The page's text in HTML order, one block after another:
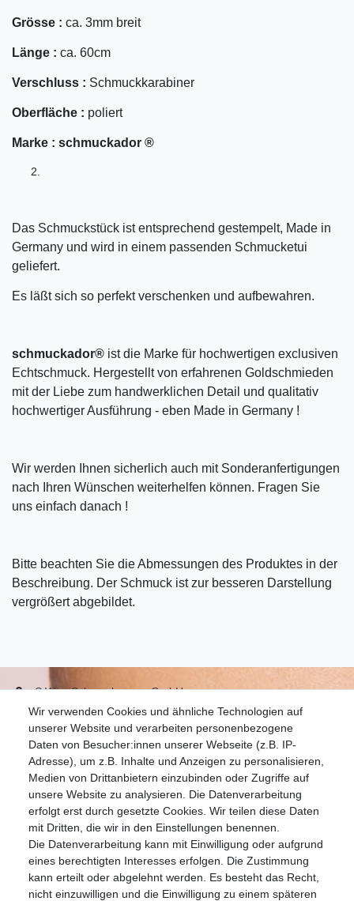
Grösse : ca. 3mm breit
Länge : ca. 60cm
Verschluss : Schmuckkarabiner
Oberfläche : poliert
Marke : schmuckador ®
Das Schmuckstück ist entsprechend gestempelt, Made in
Germany und wird in einem passenden Schmucketui
geliefert.
Es läßt sich so perfekt verschenken und aufbewahren.
schmuckador® ist die Marke für hochwertigen exclusiven
Echtschmuck. Hergestellt von erfahrenen Goldschmieden
mit der Liebe zum handwerklichen Detail und qualitativ
hochwertiger Ausführung - eben Made in Germany !
Wir werden Ihnen sicherlich auch mit Sonderanfertigungen
nach Ihren Wünschen weiterhelfen können. Fragen Sie
uns einfach danach !
Bitte beachten Sie die Abmessungen des Produktes in der
Beschreibung. Der Schmuck ist zur besseren Darstellung
vergrößert abgebildet.
Wir verwenden Cookies und ähnliche Technologien auf
unserer Website und verarbeiten personenbezogene
Daten von Besucher:innen unserer Webseite (z.B. IP-
Adresse), um z.B. Inhalte und Anzeigen zu personalisieren,
Medien von Drittanbietern einzubinden oder Zugriffe auf
unsere Website zu analysieren. Die Datenverarbeitung
erfolgt erst durch gesetzte Cookies. Wir teilen diese Daten
mit Dritten, die wir in den Einstellungen benennen.
Die Datenverarbeitung kann mit Einwilligung oder aufgrund
eines berechtigten Interesses erfolgen. Die Zustimmung
kann erteilt oder abgelehnt werden. Es besteht das Recht,
nicht einzuwilligen und die Einwilligung zu einem späteren
S.W.w. Schmuckwaren GmbH
07051-9608828
info@schmuckador.de
Montag bis Freitag 8.30 – 12.00 Uhr und 13.30 bis 17.30 Uhr
Widerrufs­recht Widerrufs­formular Impressum
Daten­schutz­erklärung AGB